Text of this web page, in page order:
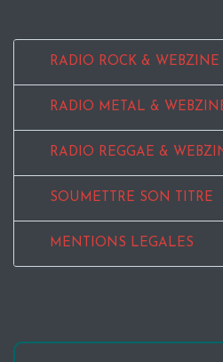
RADIO ROCK & WEBZINE
RADIO METAL &
RADIO REGGAE &
SOUMETTRE SON TITRE
MENTIONS LEGALES